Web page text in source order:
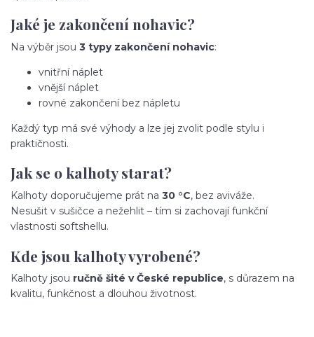
Jaké je zakončení nohavic?
Na výběr jsou 3 typy zakončení nohavic:
vnitřní náplet
vnější náplet
rovné zakončení bez nápletu
Každý typ má své výhody a lze jej zvolit podle stylu i
praktičnosti.
Jak se o kalhoty starat?
Kalhoty doporučujeme prát na 30 °C, bez aviváže.
Nesušit v sušičce a nežehlit – tím si zachovají funkční
vlastnosti softshellu.
Kde jsou kalhoty vyrobené?
Kalhoty jsou ručně šité v České republice, s důrazem na
kvalitu, funkčnost a dlouhou životnost.